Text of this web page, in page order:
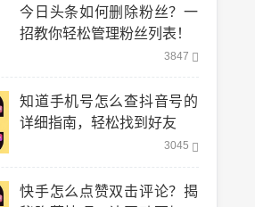
今日头条如何删除粉丝？一
招教你轻松管理粉丝列表！
3847
知道手机号怎么查抖音号的
详细指南，轻松找到好友
3045
快手怎么点赞双击评论？揭